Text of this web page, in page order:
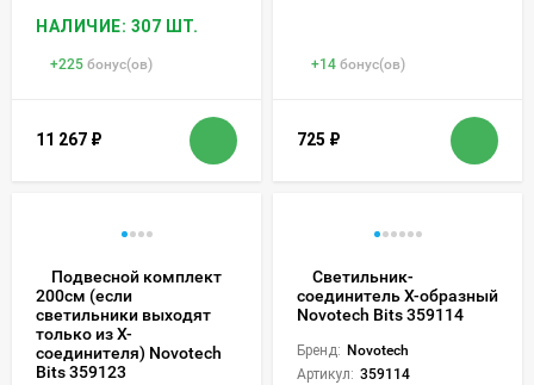
НАЛИЧИЕ: 307 ШТ.
+225 бонус(ов)
11 267 ₽
+14 бонус(ов)
725 ₽
Подвесной комплект
200см (если
светильники выходят
только из Х-
соединителя) Novotech
Bits 359123
Светильник-
соединитель Х-образный
Novotech Bits 359114
Бренд: Novotech
Артикул: 359114